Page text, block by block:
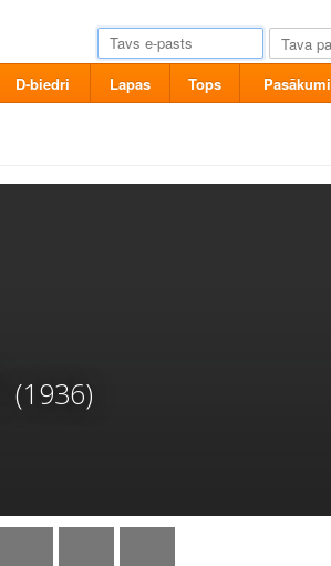
D-biedri Lapas Tops Pasākumi
(1936)